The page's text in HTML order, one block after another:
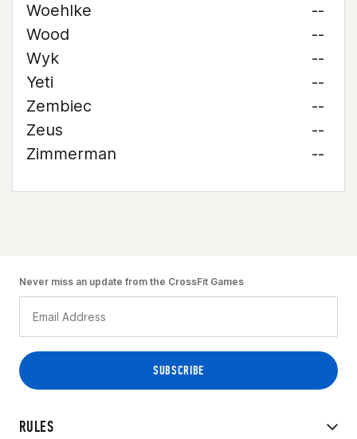
Woehlke
--
Wood
--
Wyk
--
Yeti
--
Zembiec
--
Zeus
--
Zimmerman
--
RULES
Never miss an update from the CrossFit Games